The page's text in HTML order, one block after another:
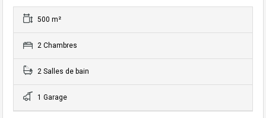
500 m²
2 Chambres
2 Salles de bain
1 Garage